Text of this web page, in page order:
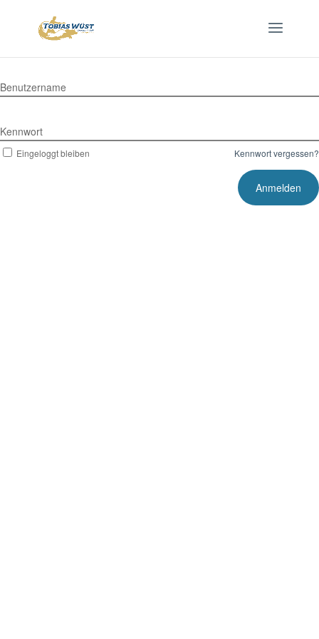
Benutzername
Kennwort
Eingeloggt bleiben Kennwort vergessen?